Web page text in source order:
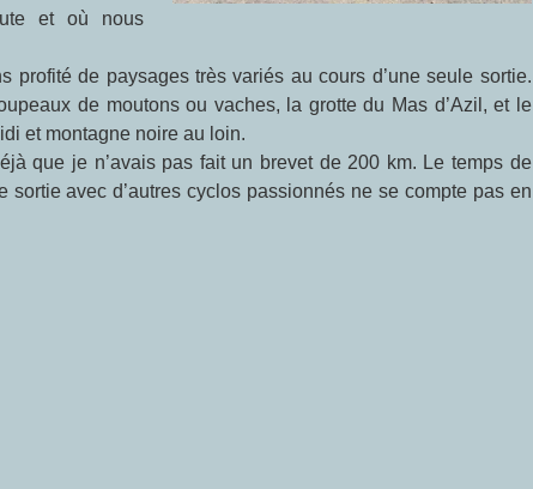
et où nous
de paysages très variés au cours d’une seule sortie.
de moutons ou vaches, la grotte du Mas d’Azil, et le
et montagne noire au loin.
que je n’avais pas fait un brevet de 200 km. Le temps de
avec d’autres cyclos passionnés ne se compte pas en